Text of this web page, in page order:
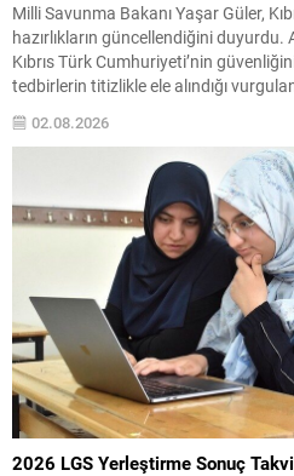
Milli Savunma Bakanı Yaşar Güler,
hazırlıkların güncellendiğini duyurdu.
Kıbrıs Türk Cumhuriyeti’nin
tedbirlerin titizlikle ele alındığı
Hasan Öztürkmen’in Milli Savunma
önergesine verilen yanıtta, bölgedeki
gösterildiği belirtildi. Bakan Güler
02.08.2026
2026 LGS Yerleştirme Sonuç